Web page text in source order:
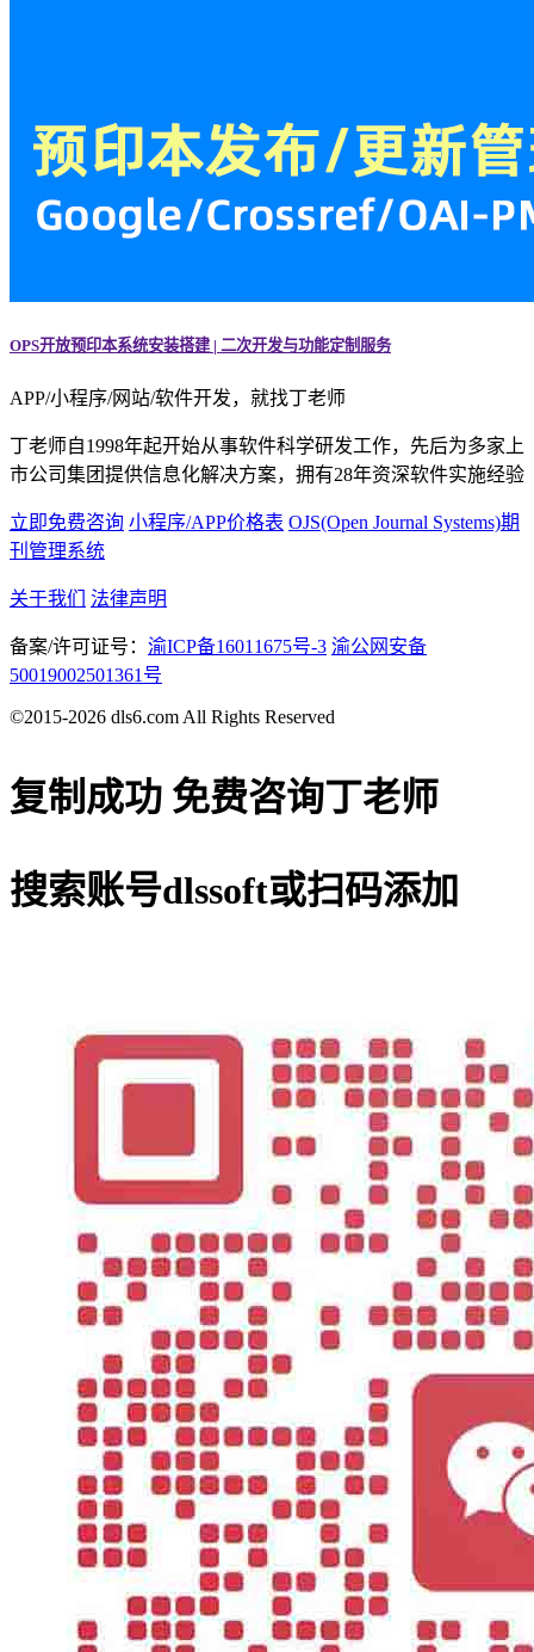
OPS开放预印本系统安装搭建 | 二次开发与功能定制服务
APP/小程序/网站/软件开发，就找丁老师
丁老师自1998年起开始从事软件科学研发工作，先后为多家上
市公司集团提供信息化解决方案，拥有28年资深软件实施经验
立即免费咨询 小程序/APP价格表 OJS(Open Journal Systems)期
刊管理系统
关于我们 法律声明
备案/许可证号： 渝ICP备16011675号-3 渝公网安备
50019002501361号
©2015-2026 dls6.com All Rights Reserved
复制成功 免费咨询丁老师
搜索账号dlssoft或扫码添加